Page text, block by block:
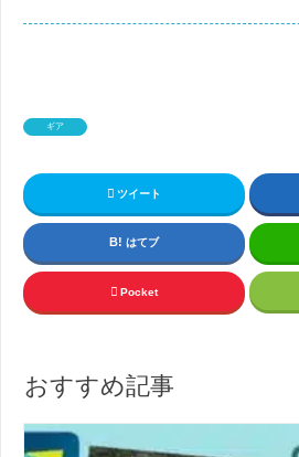
ギア
ツイート
はてブ
Pocket
おすすめ記事